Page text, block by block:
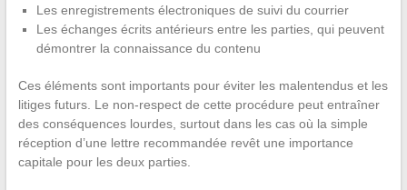
Les enregistrements électroniques de suivi du courrier
Les échanges écrits antérieurs entre les parties, qui peuvent
démontrer la connaissance du contenu
Ces éléments sont importants pour éviter les malentendus et les
litiges futurs. Le non-respect de cette procédure peut entraîner
des conséquences lourdes, surtout dans les cas où la simple
réception d’une lettre recommandée revêt une importance
capitale pour les deux parties.